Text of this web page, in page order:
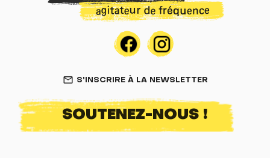
mail_outline S'INSCRIRE À LA NEWSLETTER
SOUTENEZ-NOUS !